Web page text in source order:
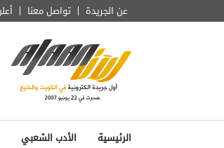
تواصل معنا عن الجريدة
الأدب الشعبي الرئيسية